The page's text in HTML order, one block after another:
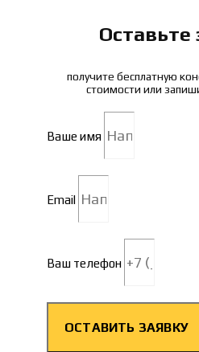
Оставьте
получите бесплатную
стоимости или
Ваше имя
Email
Ваш телефон
ОСТАВИТЬ ЗАЯВКУ